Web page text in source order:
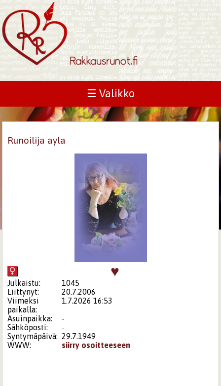
☰ Valikko
Runoilija ayla
♥
Julkaistu:
1045
Liittynyt:
20.7.2006
Viimeksi
paikalla:
1.7.2026 16:53
Asuinpaikka:
-
Sähköposti:
-
Syntymäpäivä: 29.7.1949
WWW:
siirry osoitteeseen